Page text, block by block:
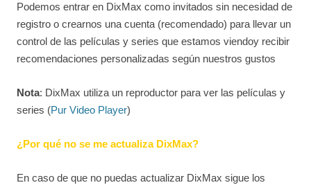
Podemos entrar en DixMax como invitados sin necesidad de
registro o crearnos una cuenta (recomendado) para llevar un
control de las películas y series que estamos viendoy recibir
recomendaciones personalizadas según nuestros gustos
Nota: DixMax utiliza un reproductor para ver las películas y
series (Pur Video Player)
¿Por qué no se me actualiza DixMax?
En caso de que no puedas actualizar DixMax sigue los